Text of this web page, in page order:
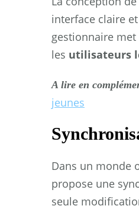
interface claire
gestionnaire
les utilisateurs
A lire en
jeunes
Dans un monde
propose une
seule